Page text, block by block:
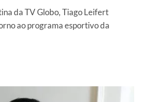
da TV Globo, Tiago Leifert
ao programa esportivo da